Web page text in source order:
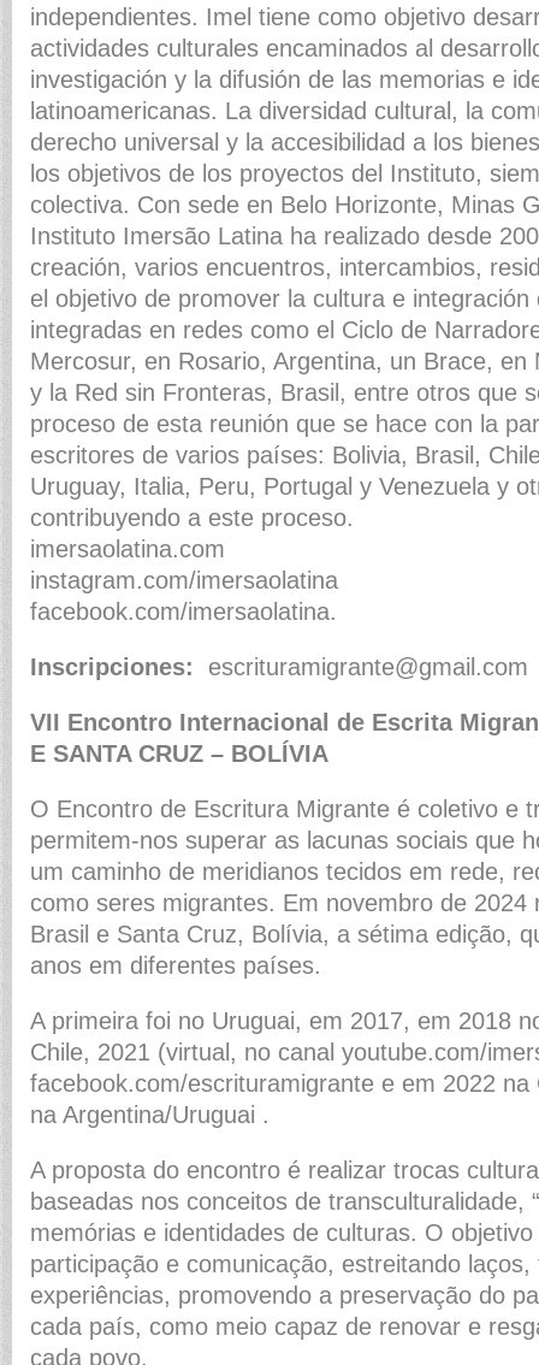
independientes. Imel tiene como objetivo
actividades culturales encaminados al
investigación y la difusión de las memorias e
latinoamericanas. La diversidad cultural, la
derecho universal y la accesibilidad a los
los objetivos de los proyectos del Instituto,
colectiva. Con sede en Belo Horizonte, Minas
Instituto Imersão Latina ha realizado desde
creación, varios encuentros, intercambios,
el objetivo de promover la cultura e integración
integradas en redes como el Ciclo de
Mercosur, en Rosario, Argentina, un Brace, en
y la Red sin Fronteras, Brasil, entre otros que
proceso de esta reunión que se hace con la
escritores de varios países: Bolivia, Brasil,
Uruguay, Italia, Peru, Portugal y Venezuela y
contribuyendo a este proceso.
imersaolatina.com
instagram.com/imersaolatina
facebook.com/imersaolatina.
Inscripciones: escrituramigrante@gmail.com
VII Encontro Internacional de Escrita
E SANTA CRUZ – BOLÍVIA
O Encontro de Escritura Migrante é coletivo e
permitem-nos superar as lacunas sociais que
um caminho de meridianos tecidos em rede,
como seres migrantes. Em novembro de 2024
Brasil e Santa Cruz, Bolívia, a sétima edição,
anos em diferentes países.
A primeira foi no Uruguai, em 2017, em 2018
Chile, 2021 (virtual, no canal youtube.com/
facebook.com/escrituramigrante e em 2022 na
na Argentina/Uruguai .
A proposta do encontro é realizar trocas
baseadas nos conceitos de transculturalidade,
memórias e identidades de culturas. O
participação e comunicação, estreitando
experiências, promovendo a preservação do
cada país, como meio capaz de renovar e
cada povo.